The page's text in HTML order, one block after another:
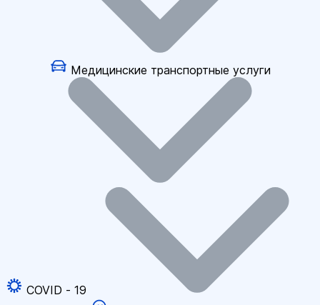
Медицинские транспортные услуги
COVID - 19